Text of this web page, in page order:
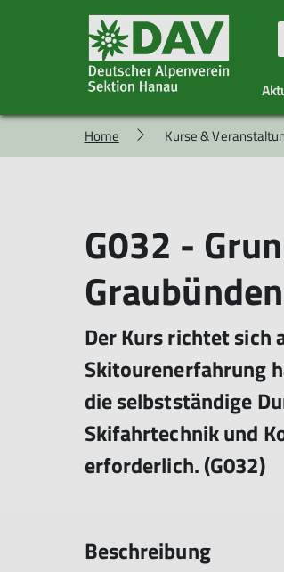
Aktuelle Berichte
Unsere Gruppen
Hüttenteam
Klimaschutzteam
Seilschaft Hanau
Kletterzentrum Hanau
Hallendienste
Vorteile
Home Kurse &
G032 -
Graubünden
Der Kurs richtet sich
Skitourenerfahrung
die selbstständige
Skifahrtechnik und
erforderlich. (G032)
Beschreibung